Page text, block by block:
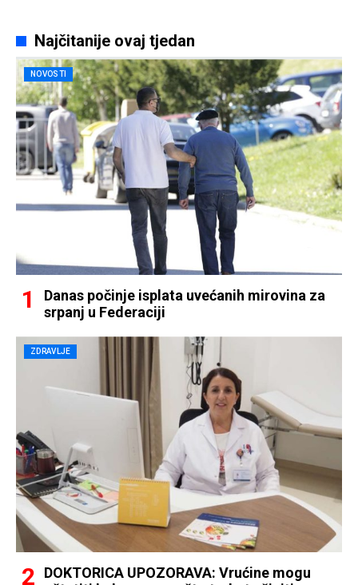
Najčitanije ovaj tjedan
NOVOSTI
Danas počinje isplata uvećanih mirovina za
srpanj u Federaciji
ZDRAVLJE
DOKTORICA UPOZORAVA: Vrućine mogu